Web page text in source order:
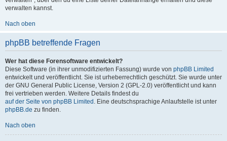
verwalten kannst.
Nach oben
phpBB betreffende Fragen
Wer hat diese Forensoftware entwickelt?
Diese Software (in ihrer unmodifizierten Fassung) wurde von phpBB Limited
entwickelt und veröffentlicht. Sie ist urheberrechtlich geschützt. Sie wurde unter
der GNU General Public License, Version 2 (GPL-2.0) veröffentlicht und kann
frei vertrieben werden. Weitere Details findest du
auf der Seite von phpBB Limited . Eine deutschsprachige Anlaufstelle ist unter
phpBB.de zu finden.
Nach oben